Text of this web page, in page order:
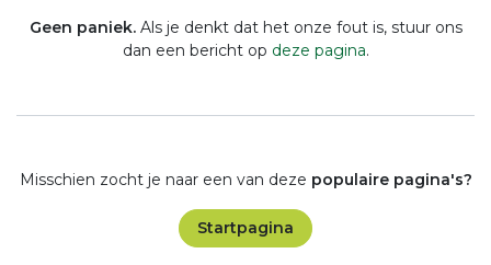
Geen paniek. Als je denkt dat het onze fout is, stuur ons
dan een bericht op deze pagina.
Misschien zocht je naar een van deze populaire pagina's?
Startpagina